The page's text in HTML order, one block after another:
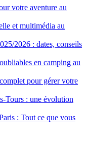
votre aventure au
et multimédia au
2026 : dates, conseils
en camping au
pour gérer votre
Tours : une évolution
: Tout ce que vous